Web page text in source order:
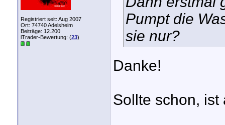
Registriert seit: Aug 2007
Ort: 74740 Adelsheim
Beiträge: 12.200
iTrader-Bewertung: (23)
Pumpt die
sie nur?
Danke!
Sollte schon, ist